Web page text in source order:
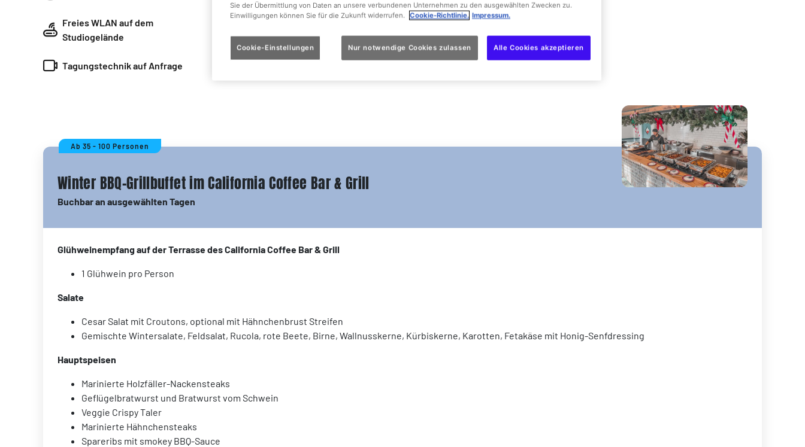
Freies WLAN auf dem
Studiogelände
Tagungstechnik auf Anfrage
Ab 35 - 100 Personen
Winter BBQ-Grillbuffet im California Coffee Bar & Grill
Buchbar an ausgewählten Tagen
Glühweinempfang auf der Terrasse des California Coffee Bar & Grill
1 Glühwein pro Person
Salate
Cesar Salat mit Croutons, optional mit Hähnchenbrust Streifen
Gemischte Wintersalate, Feldsalat, Rucola, rote Beete, Birne, Wallnusskerne, Kürbiskerne, Karotten, Fetakäse mit Honig-Senfdressing
Hauptspeisen
Marinierte Holzfäller-Nackensteaks
Geflügelbratwurst und Bratwurst vom Schwein
Veggie Crispy Taler
Marinierte Hähnchensteaks
Spareribs mit smokey BBQ-Sauce
Sie der Übermittlung von Daten an unsere verbundenen Unternehmen zu den ausgewählten Zwecken zu.
Einwilligungen können Sie für die Zukunft widerrufen.
Cookie-Richtlinie. Impressum.
Cookie-Einstellungen Nur notwendige Cookies zulassen Alle Cookies akzeptieren